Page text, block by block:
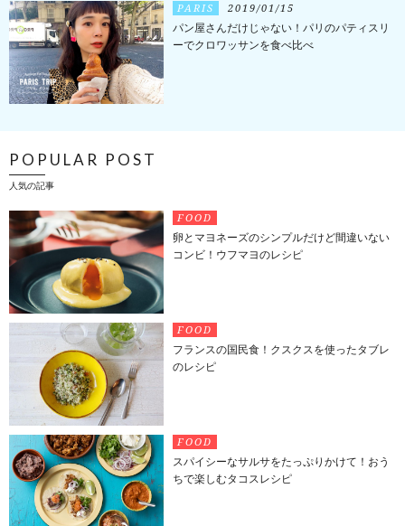
PARIS 2019/01/15
パン屋さんだけじゃない！パリのパティスリ
ーでクロワッサンを食べ比べ
POPULAR POST
人気の記事
FOOD
卵とマヨネーズのシンプルだけど間違いない
コンビ！ウフマヨのレシピ
FOOD
フランスの国民食！クスクスを使ったタブレ
のレシピ
FOOD
スパイシーなサルサをたっぷりかけて！おう
ちで楽しむタコスレシピ